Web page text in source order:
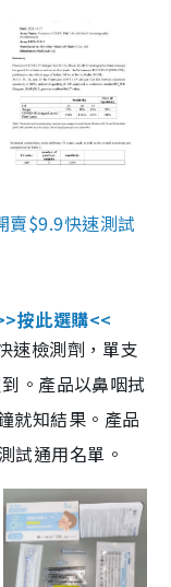
賣$9.9快速測試
按此選購<<
速檢測劑，單支
。產品以鼻咽拭
就知結果。產品
試通用名單。